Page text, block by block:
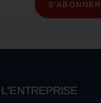
L'ENTREPRISE